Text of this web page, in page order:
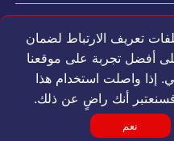
جميع
تعريف الارتباط لضمان
أفضل تجربة على موقعنا
إذا واصلت استخدام هذا
فسنعتبر أنك راضٍ عن ذلك.
نعم